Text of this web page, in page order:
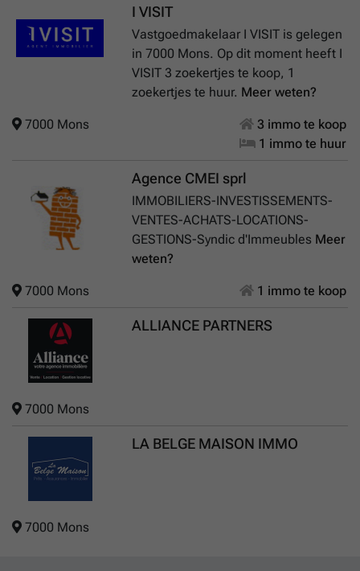
I VISIT
Vastgoedmakelaar I VISIT is gelegen
in 7000 Mons. Op dit moment heeft I
VISIT 3 zoekertjes te koop, 1
zoekertjes te huur. Meer weten?
7000 Mons
3 immo te koop
1 immo te huur
Agence CMEI sprl
IMMOBILIERS-INVESTISSEMENTS-
VENTES-ACHATS-LOCATIONS-
GESTIONS-Syndic d'Immeubles Meer
weten?
7000 Mons 1 immo te koop
ALLIANCE PARTNERS
7000 Mons
LA BELGE MAISON IMMO
7000 Mons